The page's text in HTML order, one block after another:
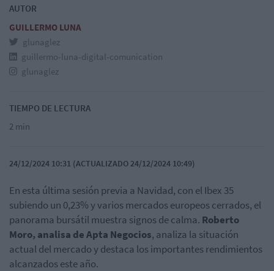
AUTOR
GUILLERMO LUNA
glunaglez
guillermo-luna-digital-comunication
glunaglez
TIEMPO DE LECTURA
2 min
24/12/2024 10:31 (ACTUALIZADO 24/12/2024 10:49)
En esta última sesión previa a Navidad, con el Ibex 35
subiendo un 0,23% y varios mercados europeos cerrados, el
panorama bursátil muestra signos de calma. Roberto
Moro, analisa de Apta Negocios, analiza la situación
actual del mercado y destaca los importantes rendimientos
alcanzados este año.